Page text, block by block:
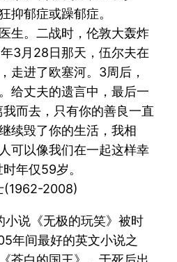
抑郁症或躁郁症。
生。二战时，伦敦大轰炸
3月28日那天，伍尔夫在
走进了欧塞河。3周后，
给丈夫的遗言中，最后一
而去，只有你的善良一直
续毁了你的生活，我相
可以像我们在一起这样幸
年仅59岁。
(1962-2008)
小说《无极的玩笑》被时
年间最好的英文小说之